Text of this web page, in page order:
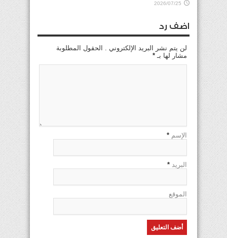
2026/07/25
اضف رد
لن يتم نشر البريد الإلكتروني . الحقول المطلوبة
مشار لها بـ *
الإسم *
البريد *
الموقع